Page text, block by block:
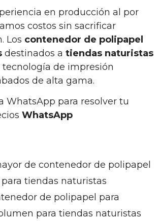
en producción al por
costos sin sacrificar
Los contenedor de polipapel
destinados a tiendas naturistas
de impresión
de alta gama.
WhatsApp para resolver tu
WhatsApp
de contenedor de polipapel
tiendas naturistas
de polipapel para
para tiendas naturistas